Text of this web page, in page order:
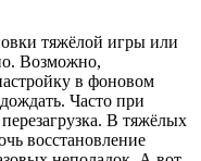
тяжёлой игры или
Возможно,
в фоновом
Часто при
В тяжёлых
восстановление